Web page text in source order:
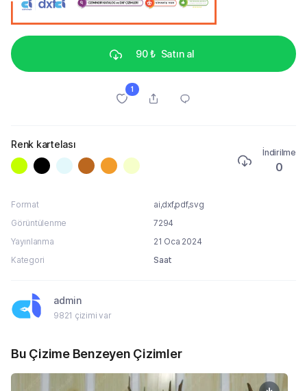
90 ₺ Satın al
1
Renk kartelası
İndirilme
0
Format
ai,dxf,pdf,svg
Görüntülenme
7294
Yayınlanma
21 Oca 2024
Kategori
Saat
admin
9821 çizimi var
Bu Çizime Benzeyen Çizimler